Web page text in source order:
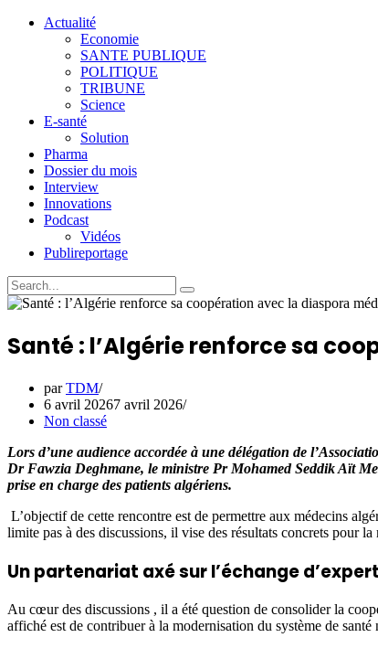
Actualité
Economie
SANTE PUBLIQUE
POLITIQUE
TRIBUNE
Science
E-santé
Solution
Pharma
Dossier du mois
Interview
Innovations
Podcast
Vidéos
Publireportage
Santé : l’Algérie renforce sa
parTDM
6 avril 20267 avril 2026
Non classé
Lors d’une audience accordée à une délégation de
Dr Fawzia Deghmane, le ministre Pr Mohamed Seddik Aït
prise en charge des patients algériens.
L’objectif de cette rencontre est de permettre aux médecins
limite pas à des discussions, il vise des résultats concrets pour
Un partenariat axé sur l’échange
Au cœur des discussions , il a été question de consolider la
affiché est de contribuer à la modernisation du système de